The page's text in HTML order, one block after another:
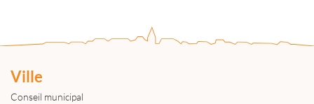
Ville
Conseil municipal